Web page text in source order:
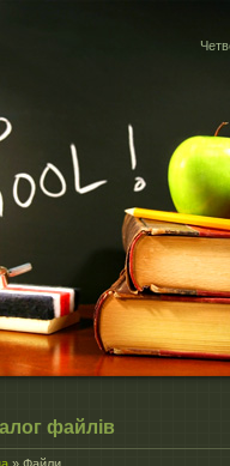
файлів